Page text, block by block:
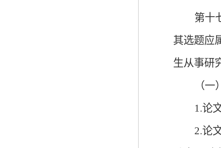
第十
其选题应
生从事研
（
1.论
2.论